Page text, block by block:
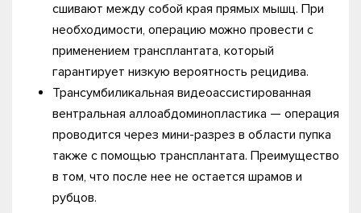
сшивают между собой края прямых мышц. При
необходимости, операцию можно провести с
применением трансплантата, который
гарантирует низкую вероятность рецидива.
Трансумбиликальная видеоассистированная
вентральная аллоабдоминопластика — операция
проводится через мини-разрез в области пупка
также с помощью трансплантата. Преимущество
в том, что после нее не остается шрамов и
рубцов.